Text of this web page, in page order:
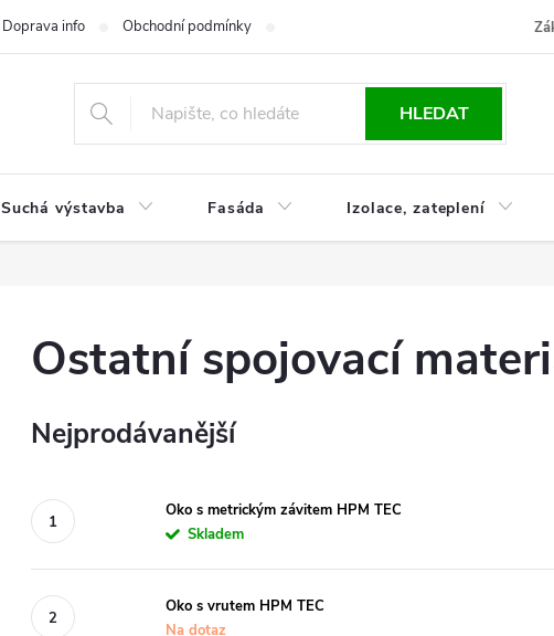
Doprava info Obchodní podmínky
HLEDAT
Suchá výstavba Fasáda Izolace, zateplení
Ostatní spojovací
Nejprodávanější
Oko s metrickým závitem HPM TEC
Skladem
Oko s vrutem HPM TEC
Na dotaz